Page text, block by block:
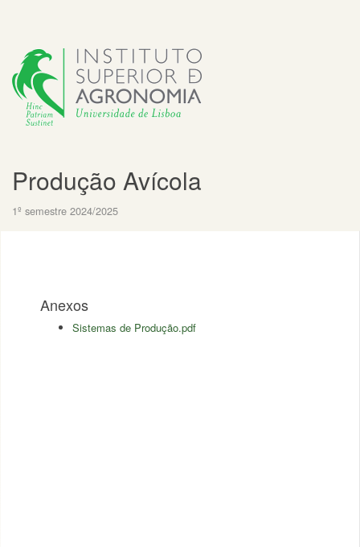
Produção Avícola
1º semestre 2024/2025
Anexos
Sistemas de Produção.pdf